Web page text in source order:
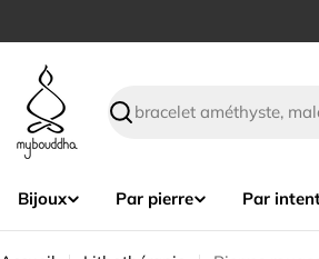
au
contenu
Recherche
Bijoux Par pierre Par